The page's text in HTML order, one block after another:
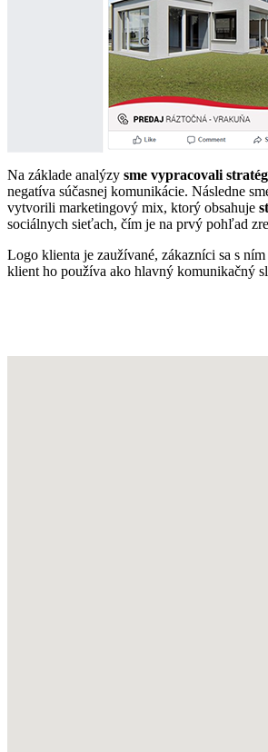
Na základe analýzy sme vypracovali
negatíva súčasnej komunikácie. Následne
vytvorili marketingový mix, ktorý obsahuje
sociálnych sieťach, čím je na prvý pohľad
Logo klienta je zaužívané, zákazníci sa s
klient ho používa ako hlavný komunikačný